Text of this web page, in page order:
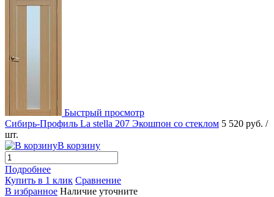
Быстрый просмотр
Сибирь-Профиль La stella 207 Экошпон со стеклом 5 520 руб. /
шт.
В корзину
Подробнее
Купить в 1 клик Сравнение
В избранное Наличие уточните